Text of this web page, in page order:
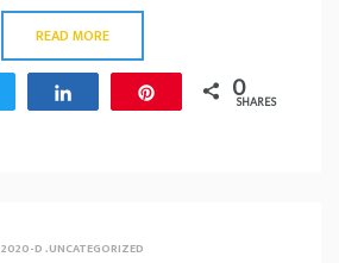
READ MORE
0
SHARES
2020-D.UNCATEGORIZED